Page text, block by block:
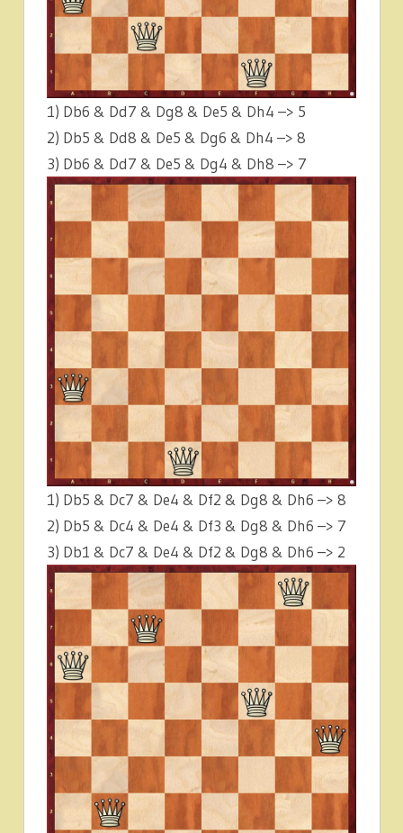
1) Db6 & Dd7 & Dg8 & De5 & Dh4 –> 5
2) Db5 & Dd8 & De5 & Dg6 & Dh4 –> 8
3) Db6 & Dd7 & De5 & Dg4 & Dh8 –> 7
1) Db5 & Dc7 & De4 & Df2 & Dg8 & Dh6 –> 8
2) Db5 & Dc4 & De4 & Df3 & Dg8 & Dh6 –> 7
3) Db1 & Dc7 & De4 & Df2 & Dg8 & Dh6 –> 2